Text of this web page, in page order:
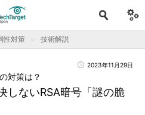
性対策 技術解説
2023年11月29日
しないRSA暗号「謎の脆
対策は？